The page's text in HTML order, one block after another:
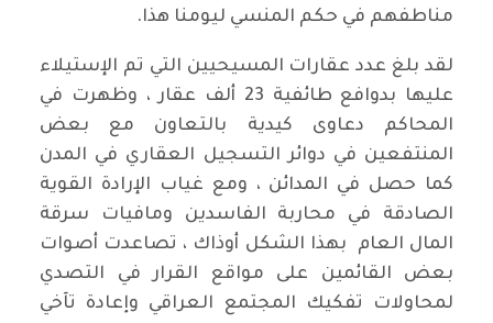
مناطفهم في حكم المنسي ليومنا هذا.
لقد بلغ عدد عقارات المسيحيين التي تم الإستيلاء
عليها بدوافع طائفية 23 ألف عقار ، وظهرت في
المحاكم دعاوى كيدية بالتعاون مع بعض
المنتفعين في دوائر التسجيل العقاري في المدن
كما حصل في المدائن ، ومع غياب الإرادة القوية
الصادقة في محاربة الفاسدين ومافيات سرقة
المال العام بهذا الشكل أوذاك ، تصاعدت أصوات
بعض القائمين على مواقع القرار في التصدي
لمحاولات تفكيك المجتمع العراقي وإعادة تآخي